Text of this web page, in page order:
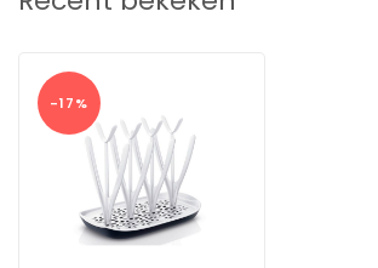
-17%